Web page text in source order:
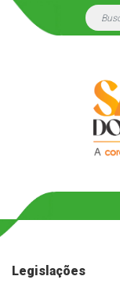
Legislações